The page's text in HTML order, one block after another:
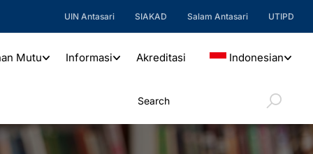
UIN Antasari SIAKAD Salam Antasari UTIPD
Mutu Informasi Akreditasi Indonesian